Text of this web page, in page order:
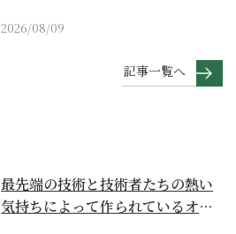
2026/08/09
記事一覧へ
最先端の技術と技術者たちの熱い
気持ちによって作られているオー